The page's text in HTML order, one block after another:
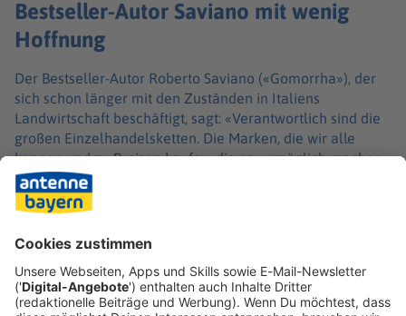
Bestseller-Autor Saviano mit wenig
Hoffnung
Der Bestseller-Autor Roberto Saviano («Gomorrha»), der
sich schon länger mit den Zuständen in Italiens
Landwirtschaft beschäftigt, sagt: «Verantwortlich sind die
großen Einzelhandelsketten. Die Marken, die wir alle
kennen und zu Preisen kaufen, die es unmöglich machen,
einen angemessenen Lohn zu bezahlen.» So funktioniere
das System seit vielen Jahren, sagte Saviano der
Tageszeitung «La Stampa». «Bis jemand stirbt. Dann wird
eine Kommission eingerichtet. Und dann wird es wieder